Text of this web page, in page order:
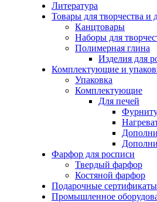
Литература
Товары для творчества и
Канцтовары
Наборы для
Полимерная глина
Изделия для
Комплектующие и
Упаковка
Комплектующие
Для печей
Фарфор для росписи
Твердый фарфор
Костяной фарфор
Подарочные сертификаты
Промышленное